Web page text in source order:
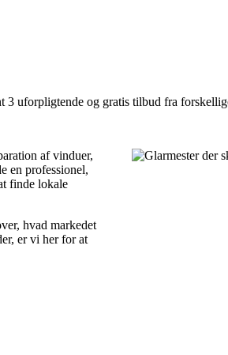
uforpligtende og gratis tilbud fra
af vinduer,
en professionel,
finde lokale
hvad markedet
er vi her for at